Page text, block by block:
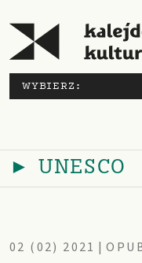
WYBIERZ:
► UNESCO
02 (02) 2021 |